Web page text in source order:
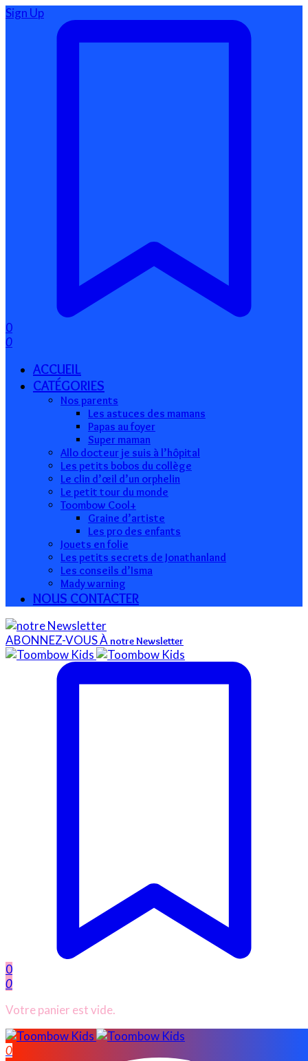
Sign Up
0
0
ACCUEIL
CATÉGORIES
Nos parents
Les astuces des mamans
Papas au foyer
Super maman
Allo docteur je suis à l’hôpital
Les petits bobos du collège
Le clin d’œil d’un orphelin
Le petit tour du monde
Toombow Cool+
Graine d’artiste
Les pro des enfants
Jouets en folie
Les petits secrets de Jonathanland
Les conseils d’Isma
Mady warning
NOUS CONTACTER
ABONNEZ-VOUS À notre Newsletter
0
0
Votre panier est vide.
0
ACCUEIL